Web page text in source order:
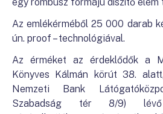
Az emlékérméből 25 000 darab
ún. proof – technológiával.
Az érméket az érdeklődők a
Könyves Kálmán körút 38.
Nemzeti Bank
Szabadság tér 8/9) lévő